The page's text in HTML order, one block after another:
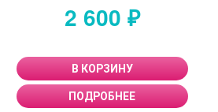
2 600 ₽
В КОРЗИНУ
ПОДРОБНЕЕ